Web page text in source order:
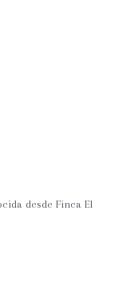
desde Finca El